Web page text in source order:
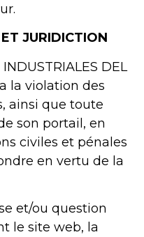
JURIDICTION
DEL
la violation des
ainsi que toute
son portail, en
civiles et pénales
en vertu de la
et/ou question
le site web, la